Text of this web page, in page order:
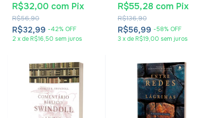
R$32,99 -42% OFF
R$56,90
R$32,00 com Pix
2 x de R$16,50 sem juros
R$56,99 -58% OFF
R$136,90
R$55,28 com Pix
3 x de R$19,00 sem juros